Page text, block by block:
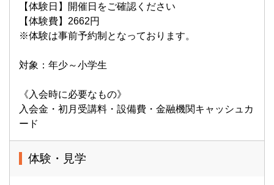
【体験日】開催日をご確認ください
【体験費】2662円
※体験は事前予約制となっております。
対象：年少～小学生
《入会時に必要なもの》
入会金・初月受講料・設備費・金融機関キャッシュカ
ード
体験・見学